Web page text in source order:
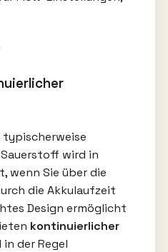
typischerweise
wird in
wenn Sie über die
die Akkulaufzeit
Design ermöglicht
kontinuierlicher
der Regel